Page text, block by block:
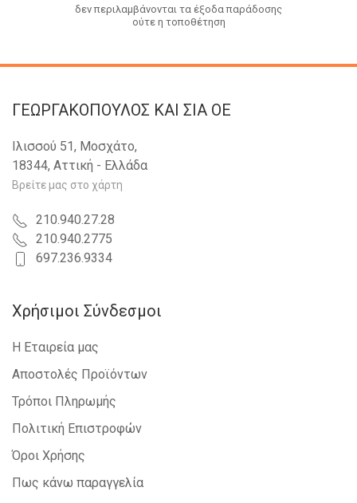
δεν περιλαμβάνονται τα έξοδα παράδοσης
ούτε η τοποθέτηση
ΓΕΩΡΓΑΚΟΠΟΥΛΟΣ KAI ΣΙΑ OE
Ιλισσού 51, Μοσχάτο,
18344, Αττική - Ελλάδα
Βρείτε μας στο χάρτη
210.940.27.28
210.940.2775
697.236.9334
Χρήσιμοι Σύνδεσμοι
Η Εταιρεία μας
Αποστολές Προϊόντων
Τρόποι Πληρωμής
Πολιτική Επιστροφών
Όροι Χρήσης
Πως κάνω παραγγελία